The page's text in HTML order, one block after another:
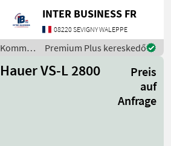
HEURES Kommunális gépek
Rézsűkasza
INTER BUSINESS FR
08220 SEVIGNY WALEPPE
Kommunális
Cosma
Premium Plus kereskedő
Hauer VS-L 2800
Preis
auf
Anfrage